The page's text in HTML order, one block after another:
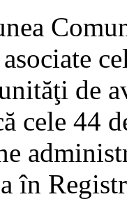
asociate
de
cele 44
în